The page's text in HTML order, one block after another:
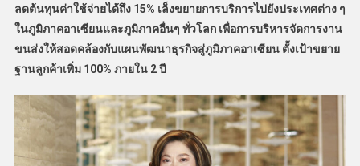
ลดต้นทุนค่าใช้จ่ายได้ถึง 15% เล็งขยายการบริการไปยังประเทศต่าง ๆ
ในภูมิภาคอาเซียนและภูมิภาคอื่นๆ ทั่วโลก เพื่อการบริหารจัดการงาน
ขนส่งให้สอดคล้องกับแผนพัฒนาธุรกิจสู่ภูมิภาคอาเซียน ตั้งเป้าขยาย
ฐานลูกค้าเพิ่ม 100% ภายใน 2 ปี